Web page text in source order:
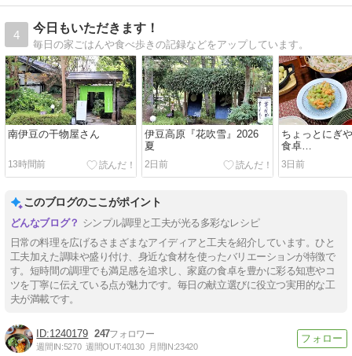
4
今日もいただきます！
毎日の家ごはんや食べ歩きの記録などをアップしています。
南伊豆の干物屋さん
13時間前
伊豆高原『花吹雪』2026
夏
2日前
ちょっとにぎ
食卓…
3日前
このブログのここがポイント
シンプル調理と工夫が光る多彩なレシピ
日常の料理を広げるさまざまなアイディアと工夫を紹介しています。ひと
工夫加えた調味や盛り付け、身近な食材を使ったバリエーションが特徴で
す。短時間の調理でも満足感を追求し、家庭の食卓を豊かに彩る知恵やコ
ツを丁寧に伝えている点が魅力です。毎日の献立選びに役立つ実用的な工
夫が満載です。
1240179 247
週間IN:5270 週間OUT:40130 月間IN:23420